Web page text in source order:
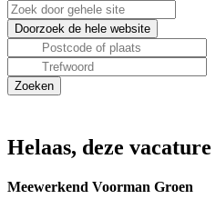
Helaas, deze
Meewerkend Voorman Groen